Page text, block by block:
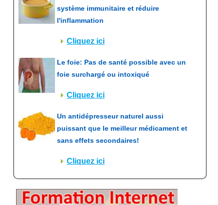
système immunitaire et réduire
l'inflammation
Cliquez ici
Le foie: Pas de santé possible avec un
foie surchargé ou intoxiqué
Cliquez ici
Un antidépresseur naturel aussi
puissant que le meilleur médicament et
sans effets secondaires!
Cliquez ici